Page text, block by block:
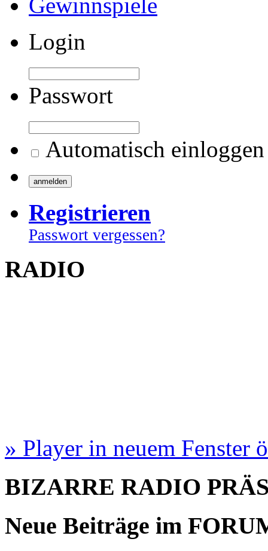
Login
Passwort
Automatisch einloggen
Registrieren
Passwort vergessen?
RADIO
» Player in neuem Fenster
BIZARRE RADIO
Neue Beiträge im